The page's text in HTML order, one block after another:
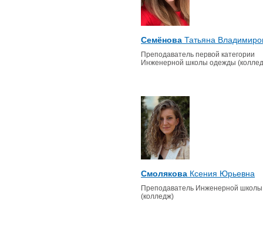
Семёнова Татьяна
Преподаватель первой категории
Инженерной школы одежды
Смолякова Ксения Юрьевна
Преподаватель Инженерной
(колледж)